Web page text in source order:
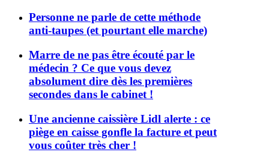
Personne ne parle de cette méthode
anti-taupes (et pourtant elle marche)
Marre de ne pas être écouté par le
médecin ? Ce que vous devez
absolument dire dès les premières
secondes dans le cabinet !
Une ancienne caissière Lidl alerte : ce
piège en caisse gonfle la facture et peut
vous coûter très cher !